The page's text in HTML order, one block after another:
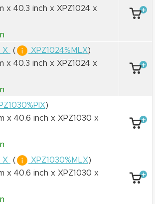
x 40.3 inch x XPZ1024 x
X
( XPZ1024%MLX)
x 40.3 inch x XPZ1024 x
)
x 40.6 inch x XPZ1030 x
X
( XPZ1030%MLX)
x 40.6 inch x XPZ1030 x